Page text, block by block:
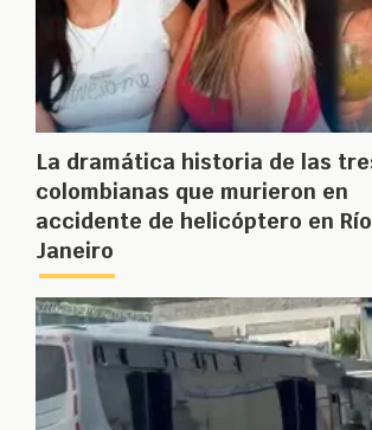
La dramática historia de las
colombianas que murieron en
accidente de helicóptero en
Janeiro